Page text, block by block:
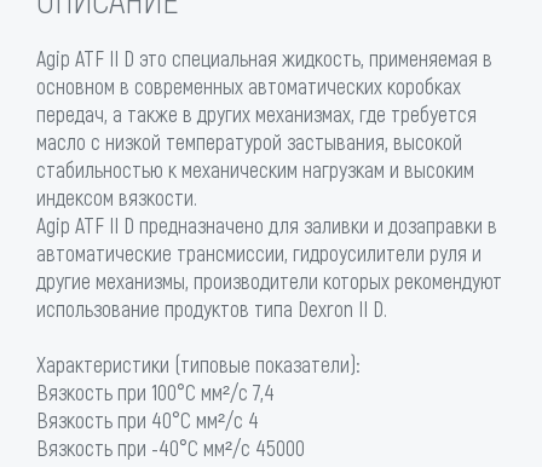
Agip ATF II D это специальная жидкость, применяемая в
основном в современных автоматических коробках
передач, а также в других механизмах, где требуется
масло с низкой температурой застывания, высокой
стабильностью к механическим нагрузкам и высоким
индексом вязкости.
Agip ATF II D предназначено для заливки и дозаправки в
автоматические трансмиссии, гидроусилители руля и
другие механизмы, производители которых рекомендуют
использование продуктов типа Dexron II D.
Характеристики (типовые показатели):
Вязкость при 100°C мм²/с 7,4
Вязкость при 40°C мм²/с 4
Вязкость при -40°C мм²/с 45000